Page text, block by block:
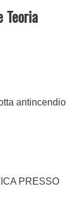
Teoria
antincendio
PRESSO